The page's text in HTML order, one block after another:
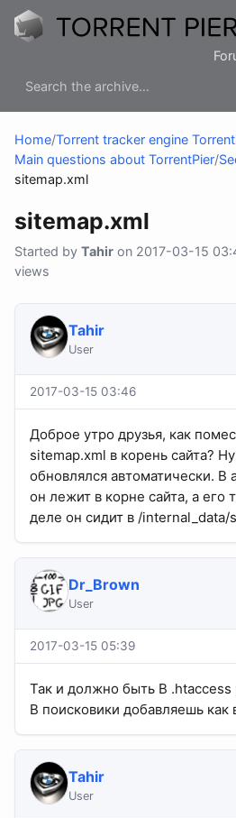
Home/Torrent tracker engine
Main questions about TorrentPier/
sitemap.xml
sitemap.xml
Started by Tahir on 2017-03-15
views
Tahir
User
2017-03-15 03:46
Доброе утро друзья, как
sitemap.xml в корень сайта?
обновлялся автоматически. В
он лежит в корне сайта, а его
деле он сидит в /internal_data/
Dr_Brown
User
2017-03-15 05:39
Так и должно быть В .htaccess
В поисковики добавляешь как
Tahir
User